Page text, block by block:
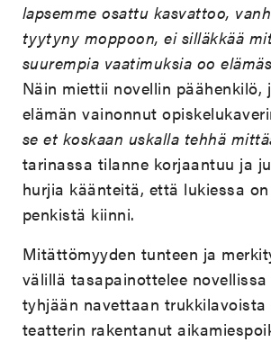
lapsemme osattu kasvattoo,
tyytyny moppoon, ei silläkkää
suurempia vaatimuksia oo
Näin miettii novellin päähenkilö,
elämän vainonnut
se et koskaan uskalla tehhä
tarinassa tilanne korjaantuu ja
hurjia käänteitä, että lukiessa
penkistä kiinni.
Mitättömyyden tunteen ja
välillä tasapainottelee novellissa
tyhjään navettaan trukkilavoista
teatterin rakentanut